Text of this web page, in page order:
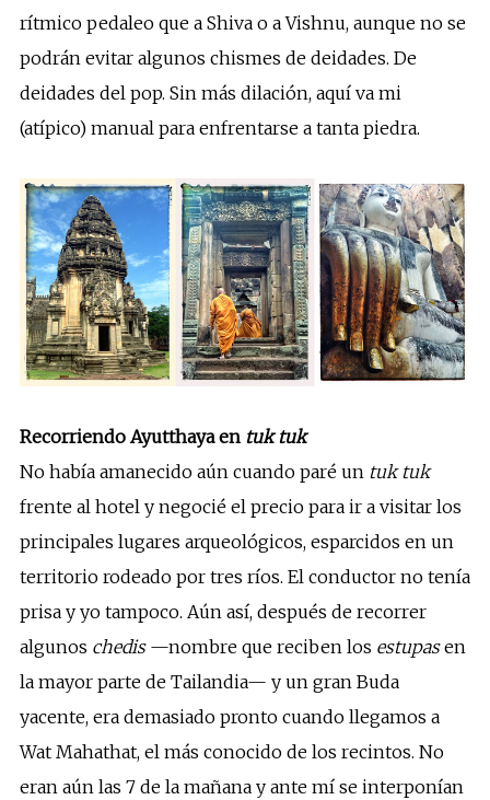
rítmico pedaleo que a Shiva o a Vishnu, aunque no se
podrán evitar algunos chismes de deidades. De
deidades del pop. Sin más dilación, aquí va mi
(atípico) manual para enfrentarse a tanta piedra.
Recorriendo Ayutthaya en tuk tuk
No había amanecido aún cuando paré un tuk tuk
frente al hotel y negocié el precio para ir a visitar los
principales lugares arqueológicos, esparcidos en un
territorio rodeado por tres ríos. El conductor no tenía
prisa y yo tampoco. Aún así, después de recorrer
algunos chedis—nombre que reciben los estupasen
la mayor parte de Tailandia— y un gran Buda
yacente, era demasiado pronto cuando llegamos a
Wat Mahathat, el más conocido de los recintos. No
eran aún las 7 de la mañana y ante mí se interponían